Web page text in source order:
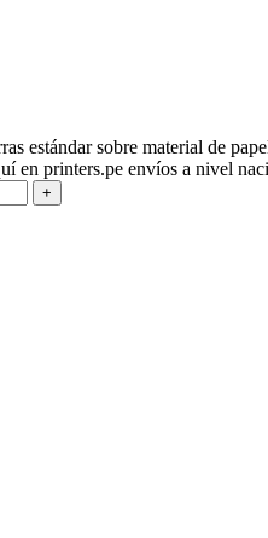
estándar sobre material de
en printers.pe envíos a nivel